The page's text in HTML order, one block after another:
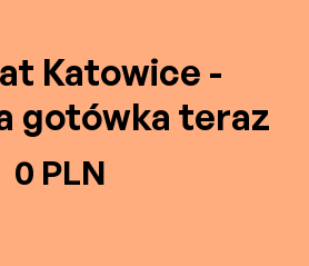
Katowice -
gotówka teraz
0 PLN